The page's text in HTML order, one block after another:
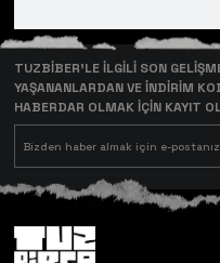
TUZBİBER’LE İLGİLİ SON
YAŞANANLARDAN VE İNDİRİM
HABERDAR OLMAK İÇİN KAYIT